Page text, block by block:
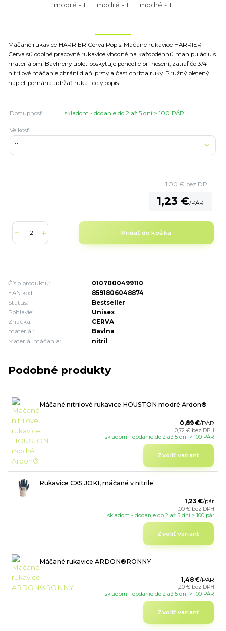
Máčané rukavice HARRIER Cerva Popis: Máčané rukavice HARRIER
Cerva sú odolné pracovné rukavice vhodné na každodennú manipuláciu s
materiálom. Bavlnený úplet poskytuje pohodlie pri nosení, zatiaľ čo 3/4
nitrilové máčanie chráni dlaň, prsty a časť chrbta ruky. Pružný pletený
náplet pomáha udržať ruka... celý popis
Dostupnosť skladom - dodanie do 2 až 5 dní > 100 PÁR
Veľkosť
1,23 €/PÁR
1,00 € bez DPH
Pridať do košíka
Číslo produktu:
0107000499110
EAN kód:
8591806048874
Status:
Bestseller
Pohlavie:
Unisex
Značka:
CERVA
materiál:
Bavlna
Materiál máčania:
nitril
Podobné produkty
Máčané nitrilové rukavice HOUSTON modré Ardon®
0,89 €/PÁR
0,72 € bez DPH
skladom - dodanie do 2 až 5 dní > 100 PÁR
Zvoliť variant
Rukavice CXS JOKI, máčané v nitrile
1,23 €/pár
1,00 € bez DPH
skladom - dodanie do 2 až 5 dní > 100 pár
Zvoliť variant
Máčané rukavice ARDON®RONNY
1,48 €/PÁR
1,20 € bez DPH
skladom - dodanie do 2 až 5 dní > 100 PÁR
Zvoliť variant